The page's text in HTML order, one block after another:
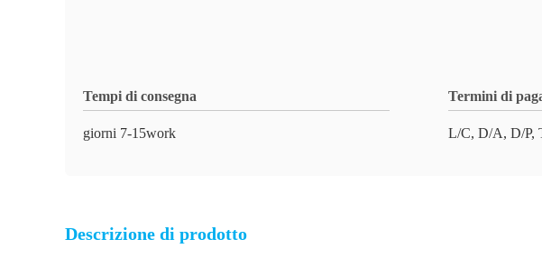
Tempi di consegna
giorni 7-15work
Termini di
L/C, D/A, D/P,
Descrizione di prodotto